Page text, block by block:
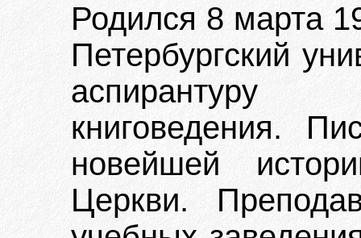
Родился 8 марта
Петербургский
аспирантуру
книговедения.
новейшей
Церкви.